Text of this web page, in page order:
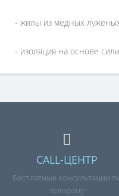
- жилы из медных
- изоляция на основе
CALL-ЦЕНТР
Бесплатные консультации
телефону